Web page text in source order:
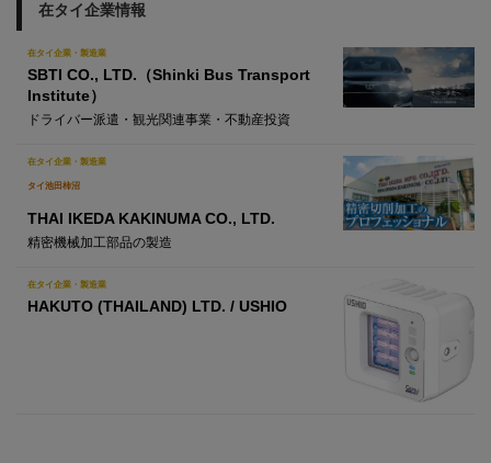
在タイ企業情報
在タイ企業・製造業
SBTI CO., LTD.（Shinki Bus Transport
Institute）
ドライバー派遣・観光関連事業・不動産投資
在タイ企業・製造業
タイ池田柿沼
THAI IKEDA KAKINUMA CO., LTD.
精密機械加工部品の製造
在タイ企業・製造業
HAKUTO (THAILAND) LTD. / USHIO